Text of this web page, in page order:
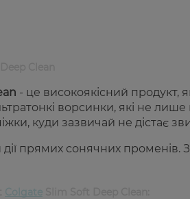
- це високоякісний продукт,
ворсинки, які не
куди зазвичай не дістає
дiї прямих сонячних променiв.
Colgate